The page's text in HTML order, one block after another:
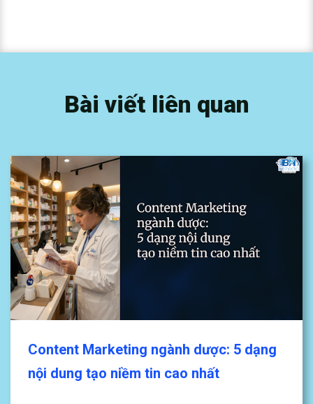
Bài viết liên quan
Content Marketing ngành dược: 5 dạng
nội dung tạo niềm tin cao nhất